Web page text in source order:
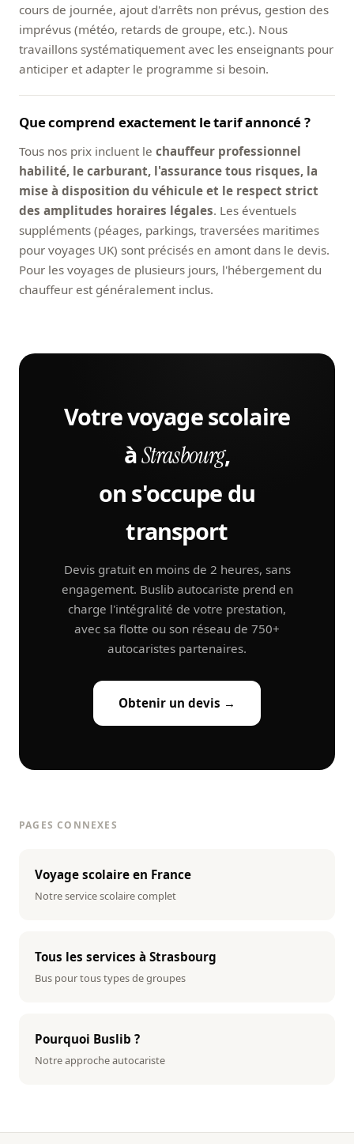
cours de journée, ajout d'arrêts non prévus, gestion des
imprévus (météo, retards de groupe, etc.). Nous
travaillons systématiquement avec les enseignants pour
anticiper et adapter le programme si besoin.
Que comprend exactement le tarif annoncé ?
Tous nos prix incluent le chauffeur professionnel
habilité, le carburant, l'assurance tous risques, la
mise à disposition du véhicule et le respect strict
des amplitudes horaires légales. Les éventuels
suppléments (péages, parkings, traversées maritimes
pour voyages UK) sont précisés en amont dans le devis.
Pour les voyages de plusieurs jours, l'hébergement du
chauffeur est généralement inclus.
Votre voyage scolaire
àStrasbourg,
on s'occupe du
transport
Devis gratuit en moins de 2 heures, sans
engagement. Buslib autocariste prend en
charge l'intégralité de votre prestation,
avec sa flotte ou son réseau de 750+
autocaristes partenaires.
Obtenir un devis →
PAGES CONNEXES
Voyage scolaire en France
Notre service scolaire complet
Tous les services à Strasbourg
Bus pour tous types de groupes
Pourquoi Buslib ?
Notre approche autocariste